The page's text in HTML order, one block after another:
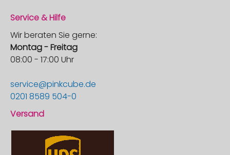
Service & Hilfe
Wir beraten Sie gerne:
Montag - Freitag
08:00 - 17:00 Uhr
service@pinkcube.de
0201 8589 504-0
Versand